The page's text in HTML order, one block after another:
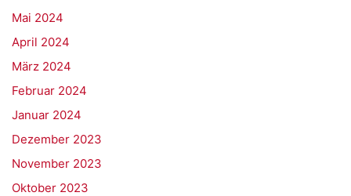
Mai 2024
April 2024
März 2024
Februar 2024
Januar 2024
Dezember 2023
November 2023
Oktober 2023